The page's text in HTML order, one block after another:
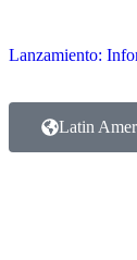
Lanzamiento:
Latin